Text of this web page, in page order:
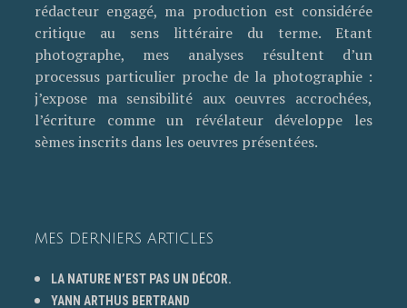
rédacteur engagé, ma production est considérée
critique au sens littéraire du terme. Etant
photographe, mes analyses résultent d’un
processus particulier proche de la photographie :
j’expose ma sensibilité aux oeuvres accrochées,
l’écriture comme un révélateur développe les
sèmes inscrits dans les oeuvres présentées.
MES DERNIERS ARTICLES
LA NATURE N’EST PAS UN DÉCOR.
YANN ARTHUS BERTRAND